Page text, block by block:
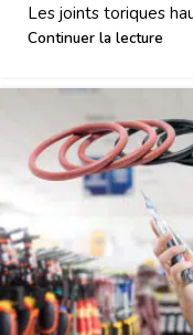
Les joints toriques
Continuer la lecture